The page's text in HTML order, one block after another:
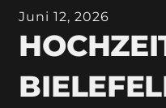
Juni 12, 2026